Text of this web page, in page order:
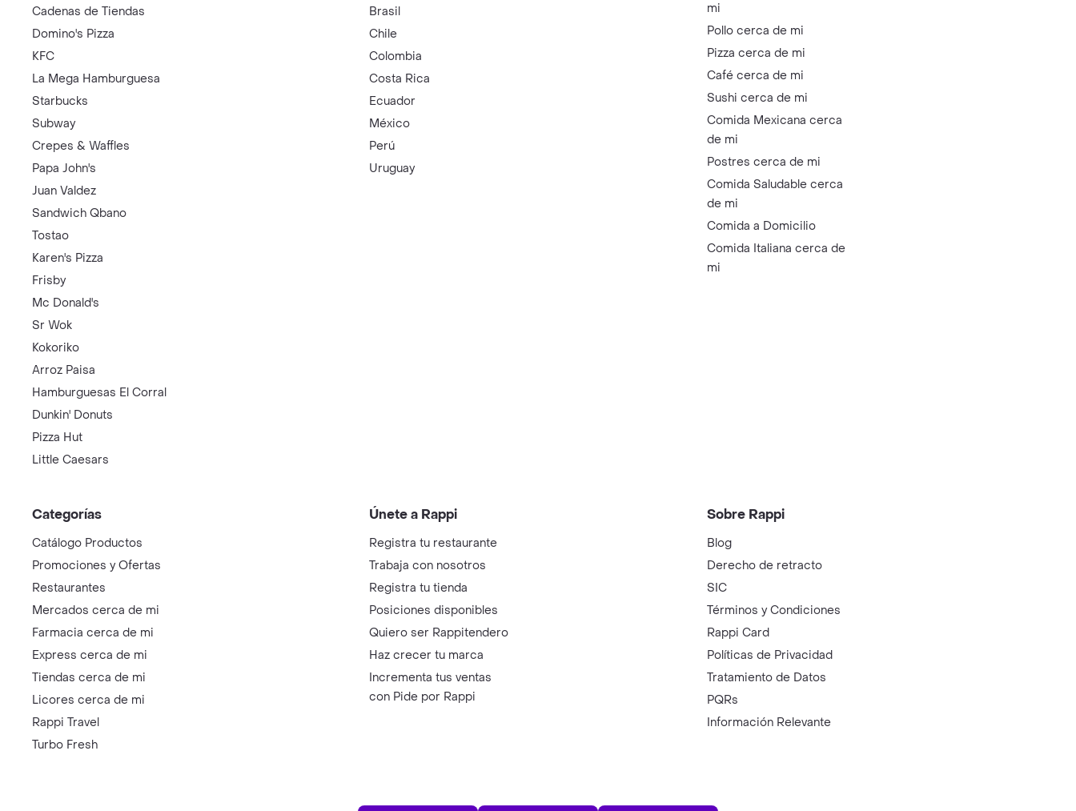
Cadenas de Tiendas
Domino's Pizza
KFC
La Mega Hamburguesa
Starbucks
Subway
Crepes & Waffles
Papa John's
Juan Valdez
Sandwich Qbano
Tostao
Karen's Pizza
Frisby
Mc Donald's
Sr Wok
Kokoriko
Arroz Paisa
Hamburguesas El Corral
Dunkin' Donuts
Pizza Hut
Little Caesars
Brasil
Chile
Colombia
Costa Rica
Ecuador
México
Perú
Uruguay
mi
Pollo cerca de mi
Pizza cerca de mi
Café cerca de mi
Sushi cerca de mi
Comida Mexicana cerca
de mi
Postres cerca de mi
Comida Saludable cerca
de mi
Comida a Domicilio
Comida Italiana cerca de
mi
Categorías
Catálogo Productos
Promociones y Ofertas
Restaurantes
Mercados cerca de mi
Farmacia cerca de mi
Express cerca de mi
Tiendas cerca de mi
Licores cerca de mi
Rappi Travel
Turbo Fresh
Únete a Rappi
Registra tu restaurante
Trabaja con nosotros
Registra tu tienda
Posiciones disponibles
Quiero ser Rappitendero
Haz crecer tu marca
Incrementa tus ventas
con Pide por Rappi
Sobre Rappi
Blog
Derecho de retracto
SIC
Términos y Condiciones
Rappi Card
Políticas de Privacidad
Tratamiento de Datos
PQRs
Información Relevante